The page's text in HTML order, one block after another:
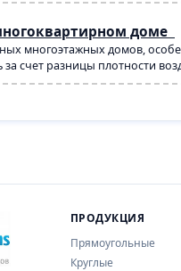
доме
многоэтажных домов,
счет разницы плотности
ПРОДУКЦИЯ
Прямоугольные
Круглые